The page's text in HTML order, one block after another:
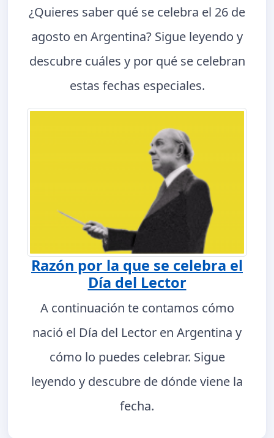
¿Quieres saber qué se celebra el 26 de
agosto en Argentina? Sigue leyendo y
descubre cuáles y por qué se celebran
estas fechas especiales.
Razón por la que se celebra el
Día del Lector
A continuación te contamos cómo
nació el Día del Lector en Argentina y
cómo lo puedes celebrar. Sigue
leyendo y descubre de dónde viene la
fecha.